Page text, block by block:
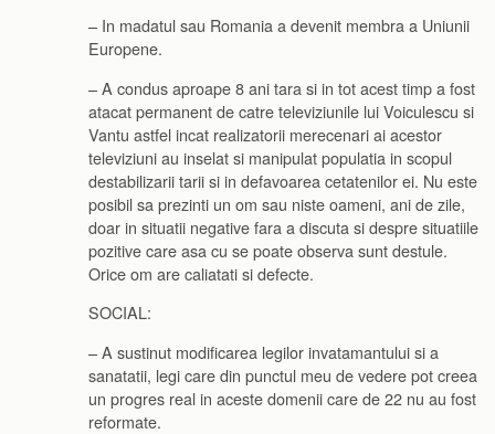
– In madatul sau Romania a devenit membra a Uniunii
Europene.
– A condus aproape 8 ani tara si in tot acest timp a fost
atacat permanent de catre televiziunile lui Voiculescu si
Vantu astfel incat realizatorii merecenari ai acestor
televiziuni au inselat si manipulat populatia in scopul
destabilizarii tarii si in defavoarea cetatenilor ei. Nu este
posibil sa prezinti un om sau niste oameni, ani de zile,
doar in situatii negative fara a discuta si despre situatiile
pozitive care asa cu se poate observa sunt destule.
Orice om are caliatati si defecte.
SOCIAL:
– A sustinut modificarea legilor invatamantului si a
sanatatii, legi care din punctul meu de vedere pot creea
un progres real in aceste domenii care de 22 nu au fost
reformate.